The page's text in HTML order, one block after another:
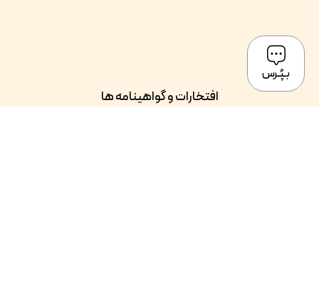
افتخارات و گواهینامه ها
بـپُـرس